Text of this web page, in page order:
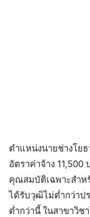
ตำแหน่งนายช่างโยธ
อัตราค่าจ้าง 11,500
คุณสมบัติเฉพาะสำห
ได้รับวุฒิไม่ต่ำกว่าป
ต่ำกว่านี้ ในสาขาวิช